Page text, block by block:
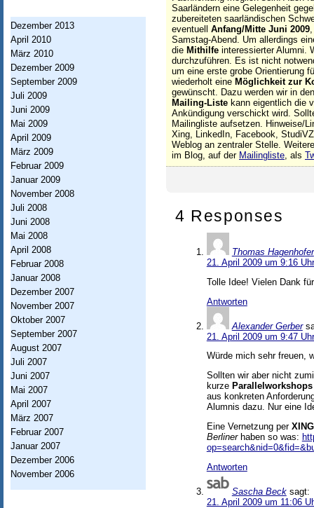
h
t
u
n
g
I
n
f
o
r
m
a
t
i
o
n
s
w
i
s
s
e
n
s
Dezember 2013
April 2010
März 2010
Dezember 2009
September 2009
Juli 2009
Juni 2009
Mai 2009
April 2009
März 2009
Februar 2009
Januar 2009
November 2008
Juli 2008
Juni 2008
Mai 2008
April 2008
Februar 2008
Januar 2008
Dezember 2007
November 2007
Oktober 2007
September 2007
August 2007
Juli 2007
Juni 2007
Mai 2007
April 2007
März 2007
Februar 2007
Januar 2007
Dezember 2006
November 2006
Saarländern eine Gelegenheit
zubereiteten saarländischen
eventuell Anfang/Mitte Juni 2009
Samstag-Abend. Um allerdings
die Mithilfe interessierter Alumni.
durchzuführen. Es ist nicht
um eine erste grobe Orientierung
wiederholt eine Möglichkeit zur
gewünscht. Dazu werden wir in
Mailing-Liste kann eigentlich die
Ankündigung verschickt wird.
Mailingliste aufsetzen. Hinweise/
Xing, LinkedIn, Facebook,
Weblog an zentraler Stelle.
im Blog, auf der Mailingliste, als
4 Responses
Thomas Hagenhofer
21. April 2009 um 9:16 Uhr
Tolle Idee! Vielen Dank
Antworten
Alexander Gerber
21. April 2009 um 9:47 Uhr
Würde mich sehr freuen,
Sollten wir aber nicht
kurze
aus konkreten
Alumnis dazu. Nur eine
Eine Vernetzung per
Berliner haben so was:
Antworten
Sascha Beck sagt:
21. April 2009 um 11:06